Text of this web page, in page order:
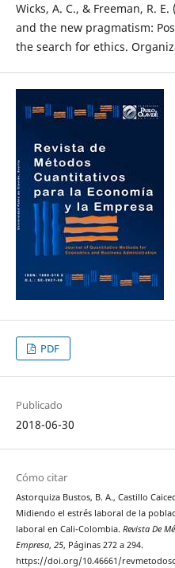
Wicks, A. C., & Freeman, R.
and the new pragmatism:
the search for ethics.
PDF
Publicado
2018-06-30
Cómo citar
Astorquiza Bustos, B. A., Castillo
Midiendo el estrés laboral de la
laboral en Cali-Colombia. Revista De
Empresa, 25, Páginas 272 a 294.
https://doi.org/10.46661/